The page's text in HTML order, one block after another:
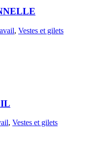
, Vestes et gilets
, Vestes et gilets